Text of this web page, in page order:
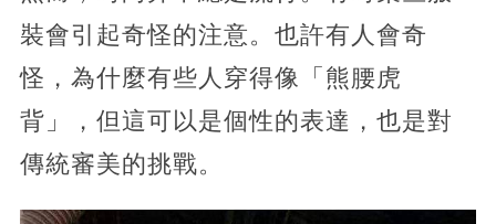
裝會引起奇怪的注意。也許有人會奇
怪，為什麼有些人穿得像「熊腰虎
背」，但這可以是個性的表達，也是對
傳統審美的挑戰。